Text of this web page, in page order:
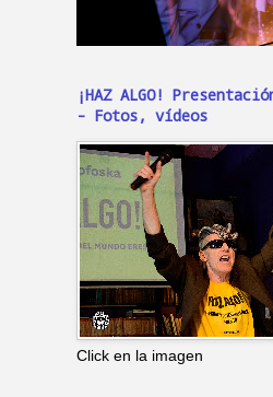
¡HAZ ALGO!
- Fotos, vídeos
Click en la imagen